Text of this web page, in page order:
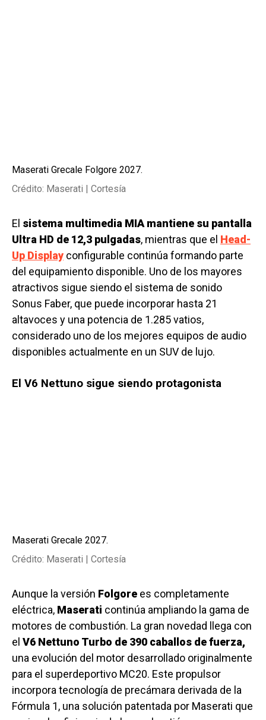
Maserati Grecale Folgore 2027.
Crédito: Maserati | Cortesía
El sistema multimedia MIA mantiene su pantalla
Ultra HD de 12,3 pulgadas, mientras que el Head-
Up Display configurable continúa formando parte
del equipamiento disponible. Uno de los mayores
atractivos sigue siendo el sistema de sonido
Sonus Faber, que puede incorporar hasta 21
altavoces y una potencia de 1.285 vatios,
considerado uno de los mejores equipos de audio
disponibles actualmente en un SUV de lujo.
El V6 Nettuno sigue siendo protagonista
Maserati Grecale 2027.
Crédito: Maserati | Cortesía
Aunque la versión Folgore es completamente
eléctrica, Maserati continúa ampliando la gama de
motores de combustión. La gran novedad llega con
el V6 Nettuno Turbo de 390 caballos de fuerza,
una evolución del motor desarrollado originalmente
para el superdeportivo MC20. Este propulsor
incorpora tecnología de precámara derivada de la
Fórmula 1, una solución patentada por Maserati que